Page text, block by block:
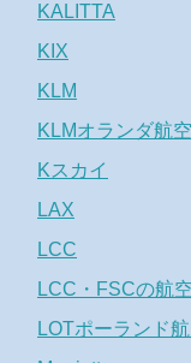
KALITTA
KIX
KLM
KLMオランダ航空
Kスカイ
LAX
LCC
LCC・FSCの航
LOTポーランド